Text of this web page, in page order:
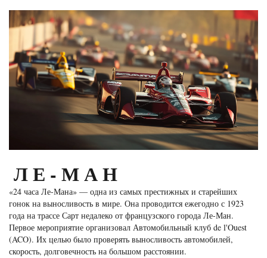
ЛЕ-МАН
«24 часа Ле-Мана» — одна из самых престижных и старейших
гонок на выносливость в мире. Она проводится ежегодно с 1923
года на трассе Сарт недалеко от французского города Ле-Ман.
Первое мероприятие организовал Автомобильный клуб de l'Ouest
(ACO). Их целью было проверять выносливость автомобилей,
скорость, долговечность на большом расстоянии.